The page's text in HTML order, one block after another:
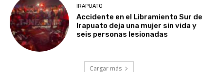
IRAPUATO
Accidente en el Libramiento Sur de
Irapuato deja una mujer sin vida y
seis personas lesionadas
Cargar más